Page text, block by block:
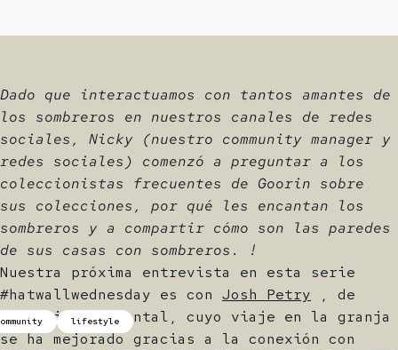
lifestyle
Dado que interactuamos con tantos amantes de
los sombreros en nuestros canales de redes
sociales, Nicky (nuestro community manager y
redes sociales) comenzó a preguntar a los
coleccionistas frecuentes de Goorin sobre
sus colecciones, por qué les encantan los
sombreros y a compartir cómo son las paredes
de sus casas con sombreros. !
Nuestra próxima entrevista en esta serie
#hatwallwednesday es con Josh Petry , de
Virginia Occidental, cuyo viaje en la granja
se ha mejorado gracias a la conexión con